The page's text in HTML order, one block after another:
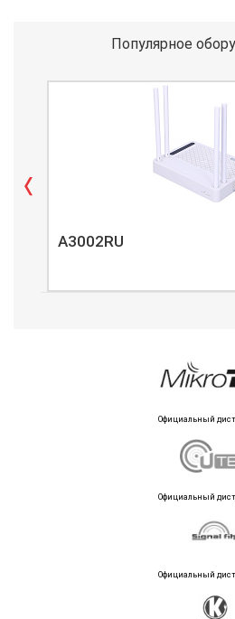
Популярное
A3002RU
Официальный
Официальный
Официальный